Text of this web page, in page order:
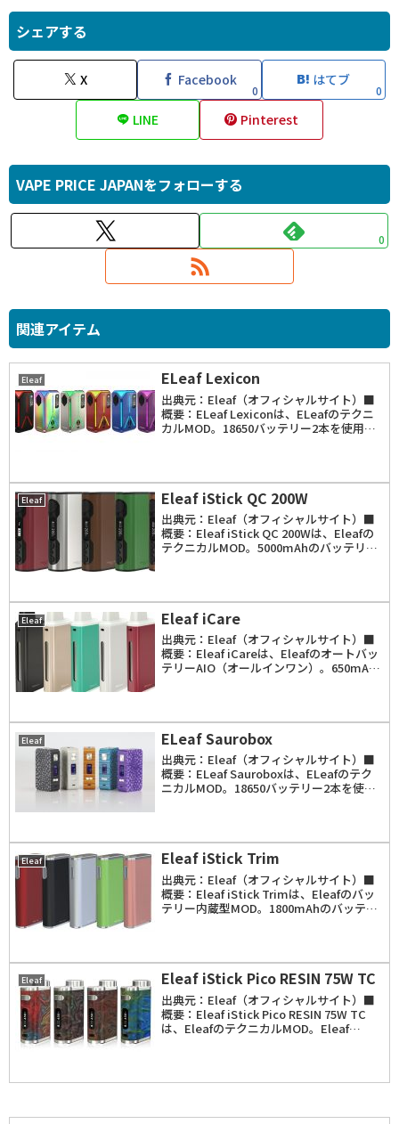
シェアする
X Facebook
0
はてブ
0
LINE Pinterest
VAPE PRICE JAPANをフォローする
0
関連アイテム
Eleaf ELeaf Lexicon
出典元：Eleaf（オフィシャルサイト）■
概要：ELeaf Lexiconは、ELeafのテクニ
カルMOD。18650バッテリー2本を使用
Eleaf Eleaf iStick QC 200W
出典元：Eleaf（オフィシャルサイト）■
概要：Eleaf iStick QC 200Wは、Eleafの
テクニカルMOD。5000mAhのバッテリー
Eleaf Eleaf iCare
出典元：Eleaf（オフィシャルサイト）■
概要：Eleaf iCareは、Eleafのオートバッ
テリーAIO（オールインワン）。650mAh
Eleaf ELeaf Saurobox
出典元：Eleaf（オフィシャルサイト）■
概要：ELeaf Sauroboxは、ELeafのテク
ニカルMOD。18650バッテリー2本を使用
Eleaf Eleaf iStick Trim
出典元：Eleaf（オフィシャルサイト）■
概要：Eleaf iStick Trimは、Eleafのバッ
テリー内蔵型MOD。1800mAhのバッテリ
Eleaf Eleaf iStick Pico RESIN 75W TC
出典元：Eleaf（オフィシャルサイト）■
概要：Eleaf iStick Pico RESIN 75W TC
は、EleafのテクニカルMOD。Eleaf